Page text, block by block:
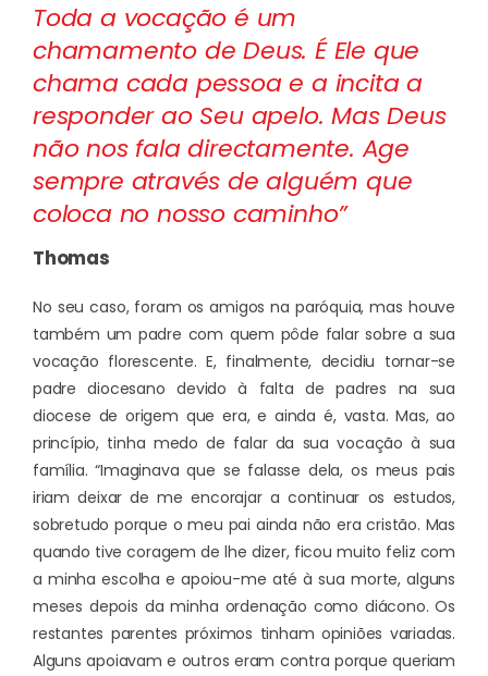
Toda a vocação é um
chamamento de Deus. É Ele que
chama cada pessoa e a incita a
responder ao Seu apelo. Mas Deus
não nos fala directamente. Age
sempre através de alguém que
coloca no nosso caminho”
Thomas
No seu caso, foram os amigos na paróquia, mas houve
também um padre com quem pôde falar sobre a sua
vocação florescente. E, finalmente, decidiu tornar-se
padre diocesano devido à falta de padres na sua
diocese de origem que era, e ainda é, vasta. Mas, ao
princípio, tinha medo de falar da sua vocação à sua
família. “Imaginava que se falasse dela, os meus pais
iriam deixar de me encorajar a continuar os estudos,
sobretudo porque o meu pai ainda não era cristão. Mas
quando tive coragem de lhe dizer, ficou muito feliz com
a minha escolha e apoiou-me até à sua morte, alguns
meses depois da minha ordenação como diácono. Os
restantes parentes próximos tinham opiniões variadas.
Alguns apoiavam e outros eram contra porque queriam